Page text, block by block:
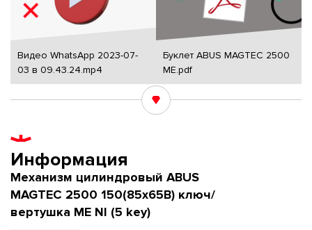
Видео WhatsApp 2023-07-
03 в 09.43.24.mp4
Буклет ABUS MAGTEC 2500
ME.pdf
Информация
Механизм цилиндровый ABUS
MAGTEC 2500 150(85x65В) ключ/
вертушка ME NI (5 key)